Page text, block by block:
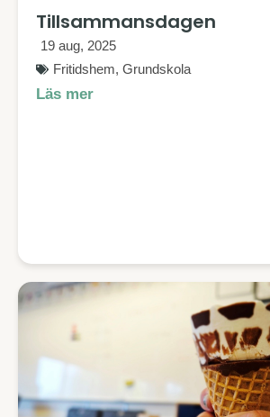
Tillsammansdagen
19 aug, 2025
Fritidshem, Grundskola
Läs mer